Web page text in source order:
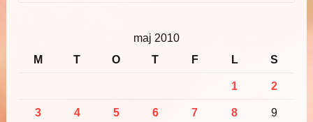
maj 2010
M
T O T F L S
1 2
3 4 5 6 7 8 9